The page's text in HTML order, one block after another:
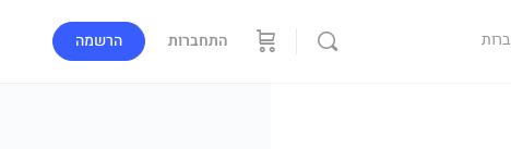
התחברות הרשמה